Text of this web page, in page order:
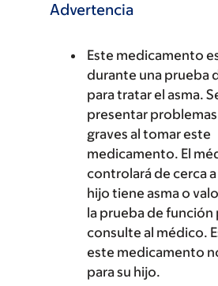
Advertencia
Este medicamento
durante una prueba
para tratar el asma.
presentar
graves al tomar este
medicamento. El
controlará de cerca a
hijo tiene asma o
la prueba de función
consulte al médico.
este medicamento
para su hijo.